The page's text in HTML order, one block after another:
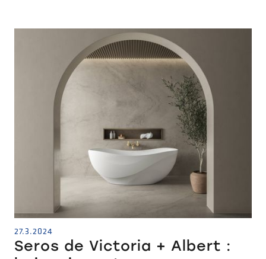
27.3.2024
Seros de Victoria + Albert :